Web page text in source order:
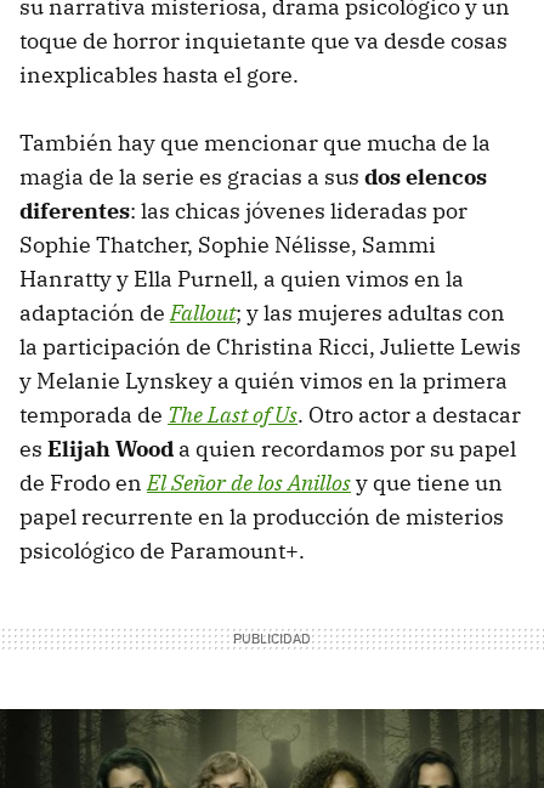
su narrativa misteriosa, drama psicológico y un
toque de horror inquietante que va desde cosas
inexplicables hasta el gore.
También hay que mencionar que mucha de la
magia de la serie es gracias a sus dos elencos
diferentes: las chicas jóvenes lideradas por
Sophie Thatcher, Sophie Nélisse, Sammi
Hanratty y Ella Purnell, a quien vimos en la
adaptación de Fallout; y las mujeres adultas con
la participación de Christina Ricci, Juliette Lewis
y Melanie Lynskey a quién vimos en la primera
temporada de The Last of Us. Otro actor a destacar
es Elijah Wood a quien recordamos por su papel
de Frodo en El Señor de los Anillosy que tiene un
papel recurrente en la producción de misterios
psicológico de Paramount+.